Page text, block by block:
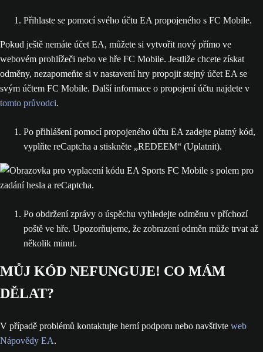
Přihlaste se pomocí svého účtu EA propojeného s FC Mobile.
Pokud ještě nemáte účet EA, můžete si vytvořit nový přímo ve
webovém prohlížeči nebo ve hře FC Mobile. Jestliže chcete získat
odměny, nezapomeňte si v nastavení hry propojit stejný účet EA se
svým účtem FC Mobile. Další informace o propojení účtu najdete v
tomto průvodci.
Po přihlášení pomocí propojeného účtu EA zadejte platný kód,
vyplňte reCaptcha a stiskněte „REDEEM“ (Uplatnit).
Po obdržení zprávy o úspěchu vyhledejte odměnu v příchozí
poště ve hře. Upozorňujeme, že zobrazení odměn může trvat až
několik minut.
MŮJ KÓD NEFUNGUJE! CO MÁM
DĚLAT?
V případě problémů kontaktujte herní podporu nebo navštivte web
Nápovědy EA.